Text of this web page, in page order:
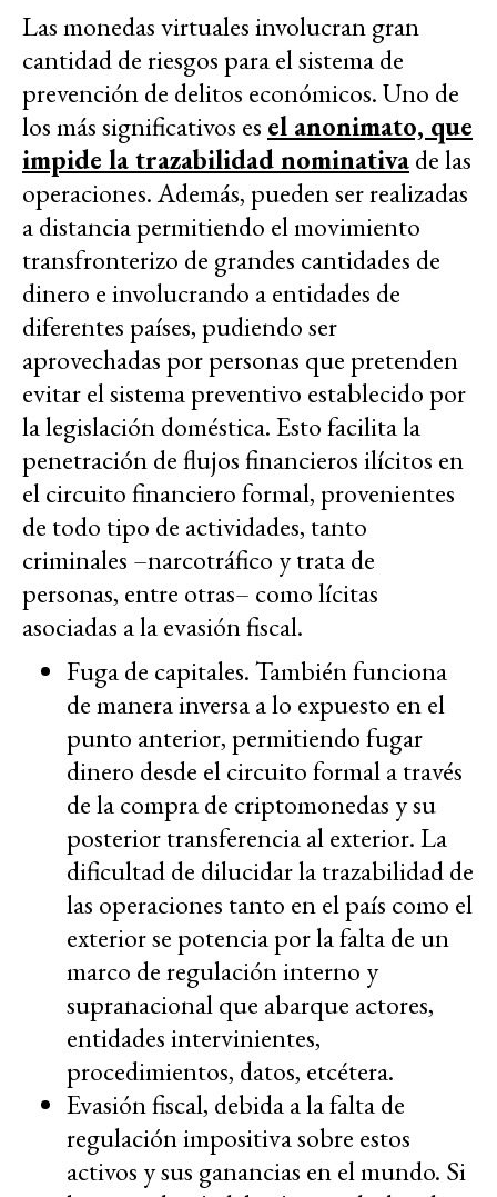
Las monedas virtuales involucran gran
cantidad de riesgos para el sistema de
prevención de delitos económicos. Uno de
los más significativos es el anonimato, que
impide la trazabilidad nominativade las
operaciones. Además, pueden ser realizadas
a distancia permitiendo el movimiento
transfronterizo de grandes cantidades de
dinero e involucrando a entidades de
diferentes países, pudiendo ser
aprovechadas por personas que pretenden
evitar el sistema preventivo establecido por
la legislación doméstica. Esto facilita la
penetración de flujos financieros ilícitos en
el circuito financiero formal, provenientes
de todo tipo de actividades, tanto
criminales –narcotráfico y trata de
personas, entre otras– como lícitas
asociadas a la evasión fiscal.
Fuga de capitales. También funciona
de manera inversa a lo expuesto en el
punto anterior, permitiendo fugar
dinero desde el circuito formal a través
de la compra de criptomonedas y su
posterior transferencia al exterior. La
dificultad de dilucidar la trazabilidad de
las operaciones tanto en el país como el
exterior se potencia por la falta de un
marco de regulación interno y
supranacional que abarque actores,
entidades intervinientes,
procedimientos, datos, etcétera.
Evasión fiscal, debida a la falta de
regulación impositiva sobre estos
activos y sus ganancias en el mundo. Si